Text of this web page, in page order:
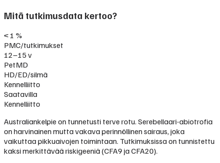
Mitä tutkimusdata kertoo?
< 1 %
PMC/tutkimukset
12–15 v
PetMD
HD/ED/silmä
Kennelliitto
Saatavilla
Kennelliitto
Australiankelpie on tunnetusti terve rotu. Serebellaari-abiotrofia
on harvinainen mutta vakava perinnöllinen sairaus, joka
vaikuttaa pikkuaivojen toimintaan. Tutkimuksissa on tunnistettu
kaksi merkittävää riskigeeniä (CFA9 ja CFA20).